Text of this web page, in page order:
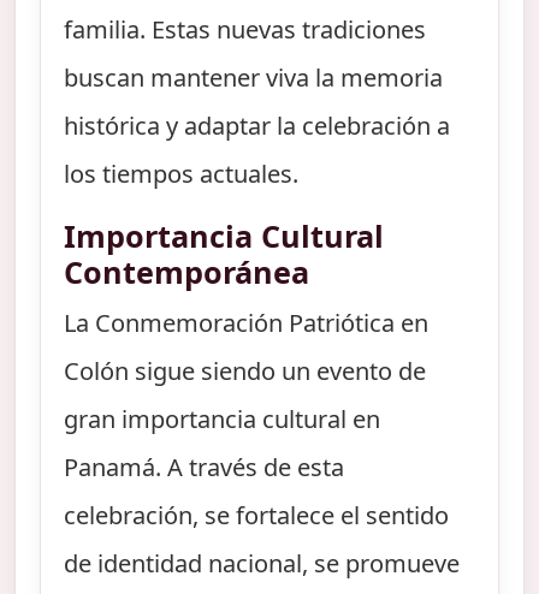
familia. Estas nuevas tradiciones
buscan mantener viva la memoria
histórica y adaptar la celebración a
los tiempos actuales.
Importancia Cultural
Contemporánea
La Conmemoración Patriótica en
Colón sigue siendo un evento de
gran importancia cultural en
Panamá. A través de esta
celebración, se fortalece el sentido
de identidad nacional, se promueve